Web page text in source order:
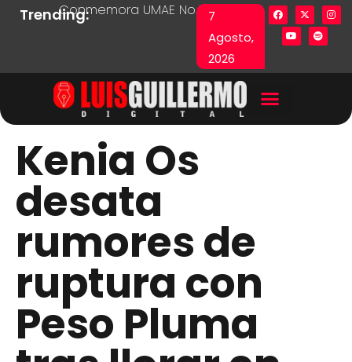
7
Agosto,
2026
Trending:Conmemora UMAE No. 71 Día de las y los
Lista en excel expone
Kenia Os
desata
rumores de
ruptura con
Peso Pluma